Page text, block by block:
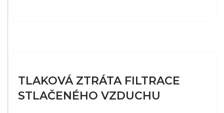
TLAKOVÁ ZTRÁTA FILTRACE
STLAČENÉHO VZDUCHU